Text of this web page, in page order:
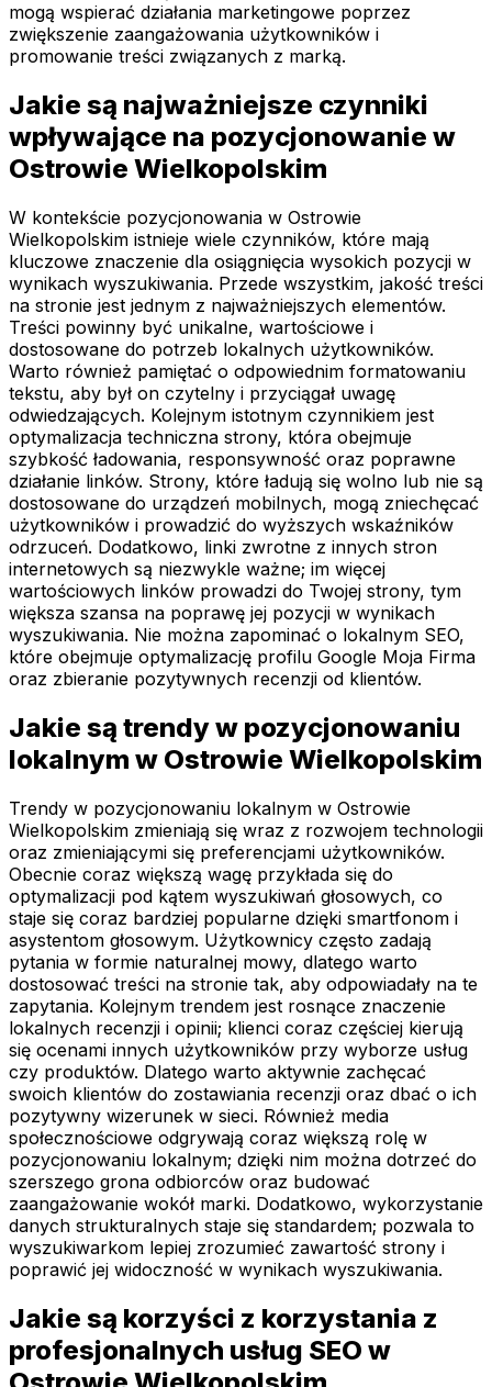
mogą wspierać działania marketingowe poprzez
zwiększenie zaangażowania użytkowników i
promowanie treści związanych z marką.
Jakie są najważniejsze czynniki
wpływające na pozycjonowanie w
Ostrowie Wielkopolskim
W kontekście pozycjonowania w Ostrowie
Wielkopolskim istnieje wiele czynników, które mają
kluczowe znaczenie dla osiągnięcia wysokich pozycji w
wynikach wyszukiwania. Przede wszystkim, jakość treści
na stronie jest jednym z najważniejszych elementów.
Treści powinny być unikalne, wartościowe i
dostosowane do potrzeb lokalnych użytkowników.
Warto również pamiętać o odpowiednim formatowaniu
tekstu, aby był on czytelny i przyciągał uwagę
odwiedzających. Kolejnym istotnym czynnikiem jest
optymalizacja techniczna strony, która obejmuje
szybkość ładowania, responsywność oraz poprawne
działanie linków. Strony, które ładują się wolno lub nie są
dostosowane do urządzeń mobilnych, mogą zniechęcać
użytkowników i prowadzić do wyższych wskaźników
odrzuceń. Dodatkowo, linki zwrotne z innych stron
internetowych są niezwykle ważne; im więcej
wartościowych linków prowadzi do Twojej strony, tym
większa szansa na poprawę jej pozycji w wynikach
wyszukiwania. Nie można zapominać o lokalnym SEO,
które obejmuje optymalizację profilu Google Moja Firma
oraz zbieranie pozytywnych recenzji od klientów.
Jakie są trendy w pozycjonowaniu
lokalnym w Ostrowie Wielkopolskim
Trendy w pozycjonowaniu lokalnym w Ostrowie
Wielkopolskim zmieniają się wraz z rozwojem technologii
oraz zmieniającymi się preferencjami użytkowników.
Obecnie coraz większą wagę przykłada się do
optymalizacji pod kątem wyszukiwań głosowych, co
staje się coraz bardziej popularne dzięki smartfonom i
asystentom głosowym. Użytkownicy często zadają
pytania w formie naturalnej mowy, dlatego warto
dostosować treści na stronie tak, aby odpowiadały na te
zapytania. Kolejnym trendem jest rosnące znaczenie
lokalnych recenzji i opinii; klienci coraz częściej kierują
się ocenami innych użytkowników przy wyborze usług
czy produktów. Dlatego warto aktywnie zachęcać
swoich klientów do zostawiania recenzji oraz dbać o ich
pozytywny wizerunek w sieci. Również media
społecznościowe odgrywają coraz większą rolę w
pozycjonowaniu lokalnym; dzięki nim można dotrzeć do
szerszego grona odbiorców oraz budować
zaangażowanie wokół marki. Dodatkowo, wykorzystanie
danych strukturalnych staje się standardem; pozwala to
wyszukiwarkom lepiej zrozumieć zawartość strony i
poprawić jej widoczność w wynikach wyszukiwania.
Jakie są korzyści z korzystania z
profesjonalnych usług SEO w